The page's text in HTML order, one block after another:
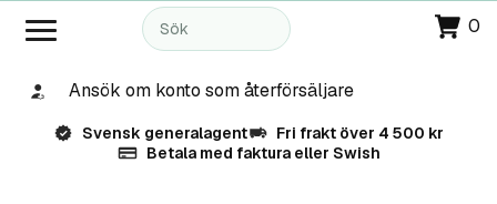
0
Ansök om konto som återförsäljare
Svensk generalagent
Fri frakt över 4 500 kr
Betala med faktura eller Swish